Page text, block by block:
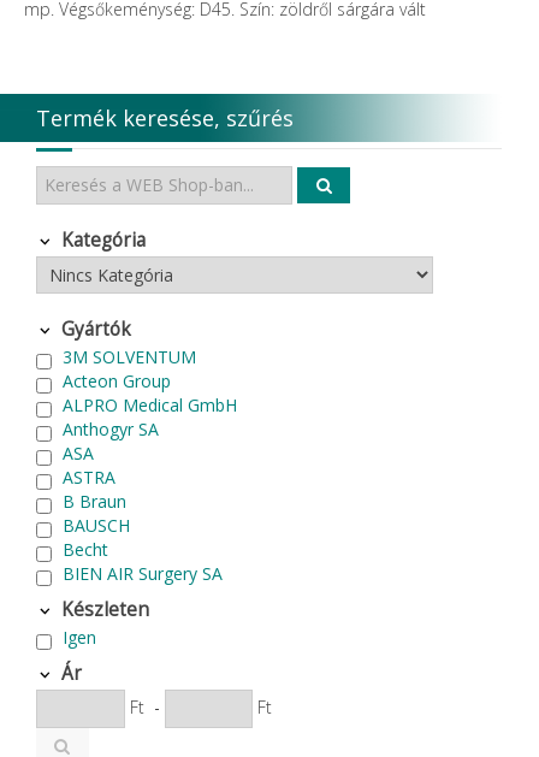
mp. Végsőkeménység: D45. Szín: zöldről sárgára vált
Termék keresése, szűrés
Kategória
Gyártók
3M SOLVENTUM
Acteon Group
ALPRO Medical GmbH
Anthogyr SA
ASA
ASTRA
B Braun
BAUSCH
Becht
BIEN AIR Surgery SA
Bode Chemie
Cardex
Carlo de Giorgi srl
CATTANI SpA
CAVEX
Cefla S.C.
CEMM Dental High Tech Ltd.
Készleten
Igen
Ár
Ft - Ft